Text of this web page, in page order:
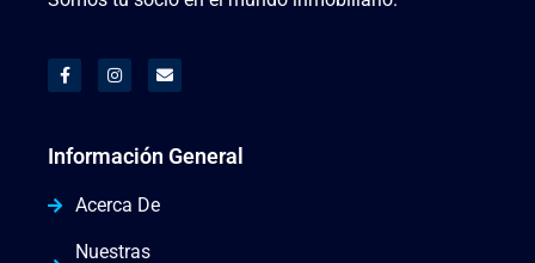
Información General
Acerca De
Nuestras